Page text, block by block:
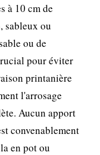
à 10 cm de
sableux ou
ou de
pour éviter
printanière
l'arrosage
Aucun apport
convenablement
en pot ou